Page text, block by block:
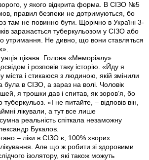
у якого відкрита форма. В СІЗО №5
правил безпеки не дотримуються, бо
там не повинно бути. Щорічно в Україні 3-
заражається туберкульозом у СІЗО або
утримання. Не дивно, що вони ставляться
цікава. Голова «Меморіалу»
і розповів таку історію. «Йду я
і стикаюся з людиною, якій змінили
була в СІЗО, а зараз на волі. Чоловік
я трошки дав і спитав, як зоров’я, бо
«І не питайте, – відповів він,
лікували, а тут все лише
реальність спіткала незаможну
Букалов.
– ліки в СІЗО є, 100% хворих
Але що ж робити зі здоровими
ізолятору, які також можуть